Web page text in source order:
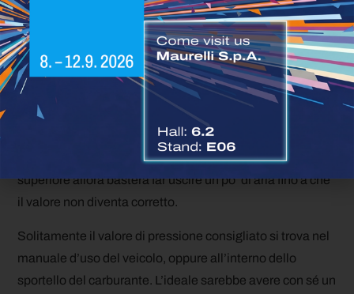
La lancetta indicherà il valore di pressione interna mentre
viene prodotto un sibilo che è dovuto all’aria che
fuoriesce dalla gomma. In genere, un po’ d’aria che
fuoriesce non incide sulla pressione, a meno che non si
tenga premuta la valvola per troppo tempo. Il valore di
pressione degli pneumatici autocarri ottenuto va quindi
confrontato con quello indicato: se la pressione è
superiore allora basterà far uscire un po’ di aria fino a che
il valore non diventa corretto.
Solitamente il valore di pressione consigliato si trova nel
manuale d’uso del veicolo, oppure all’interno dello
sportello del carburante. L’ideale sarebbe avere con sé un